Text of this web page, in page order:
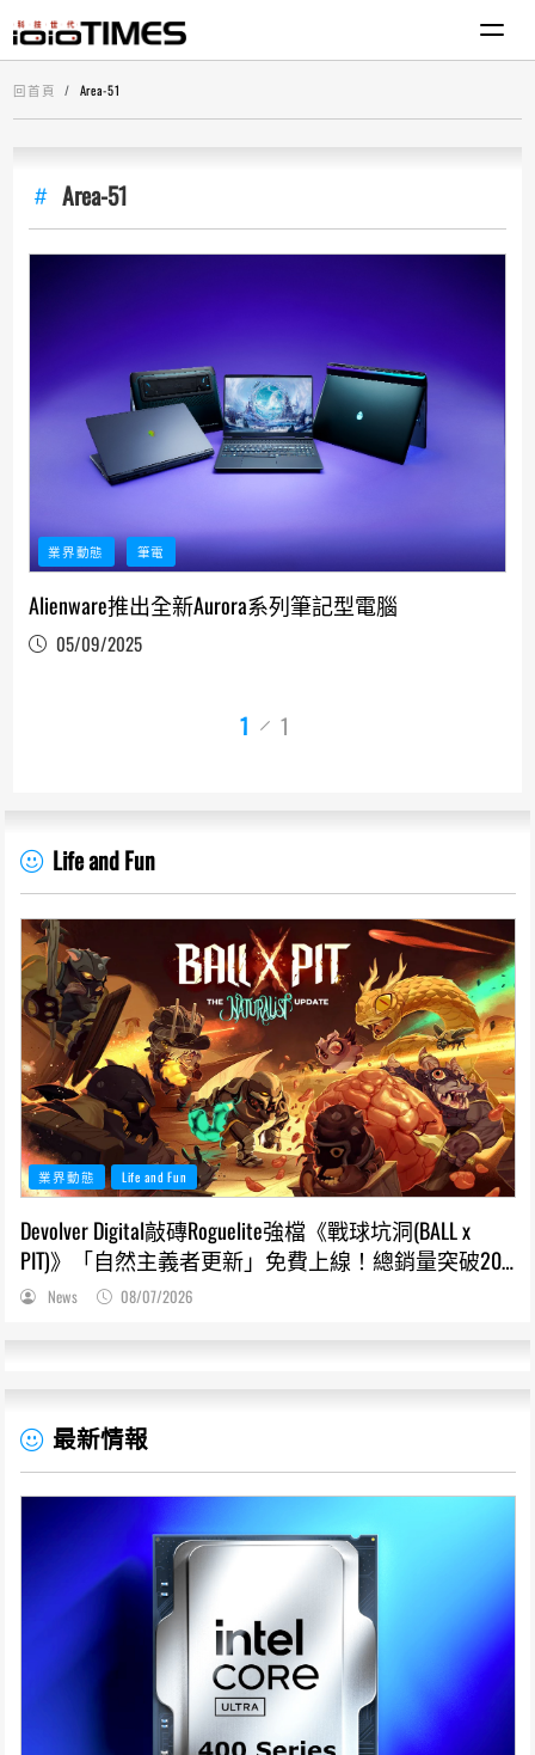
回首頁 Area-51
Area-51
業界動態 筆電
Alienware推出全新Aurora系列筆記型電腦
05/09/2025
1 1
Life and Fun
業界動態 Life and Fun
Devolver Digital敲磚Roguelite強檔《戰球坑洞(BALL x
PIT)》「自然主義者更新」免費上線！總銷量突破200
萬份，遊戲史低66折熱銷中
News 08/07/2026
最新情報